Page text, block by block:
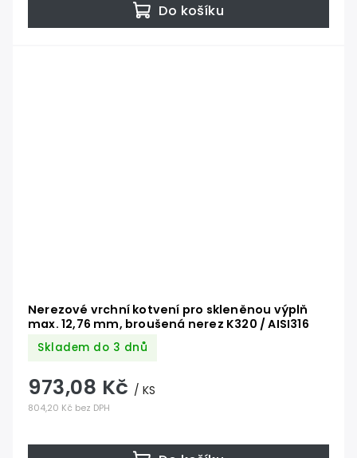
Do košíku
Nerezové vrchní kotvení pro skleněnou výplň
max. 12,76 mm, broušená nerez K320 / AISI316
Skladem do 3 dnů
804,20 Kč bez DPH
973,08 Kč / KS